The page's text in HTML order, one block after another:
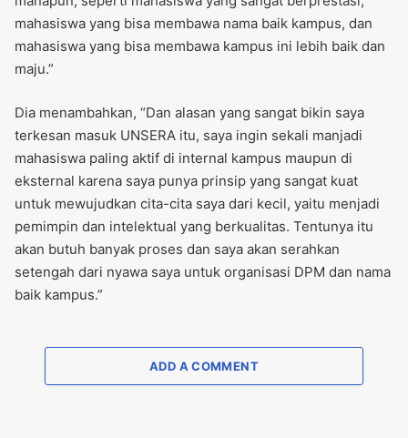
mahasiswa yang bisa membawa nama baik kampus, dan
mahasiswa yang bisa membawa kampus ini lebih baik dan
maju.”
Dia menambahkan, “Dan alasan yang sangat bikin saya
terkesan masuk UNSERA itu, saya ingin sekali manjadi
mahasiswa paling aktif di internal kampus maupun di
eksternal karena saya punya prinsip yang sangat kuat
untuk mewujudkan cita-cita saya dari kecil, yaitu menjadi
pemimpin dan intelektual yang berkualitas. Tentunya itu
akan butuh banyak proses dan saya akan serahkan
setengah dari nyawa saya untuk organisasi DPM dan nama
baik kampus.”
ADD A COMMENT